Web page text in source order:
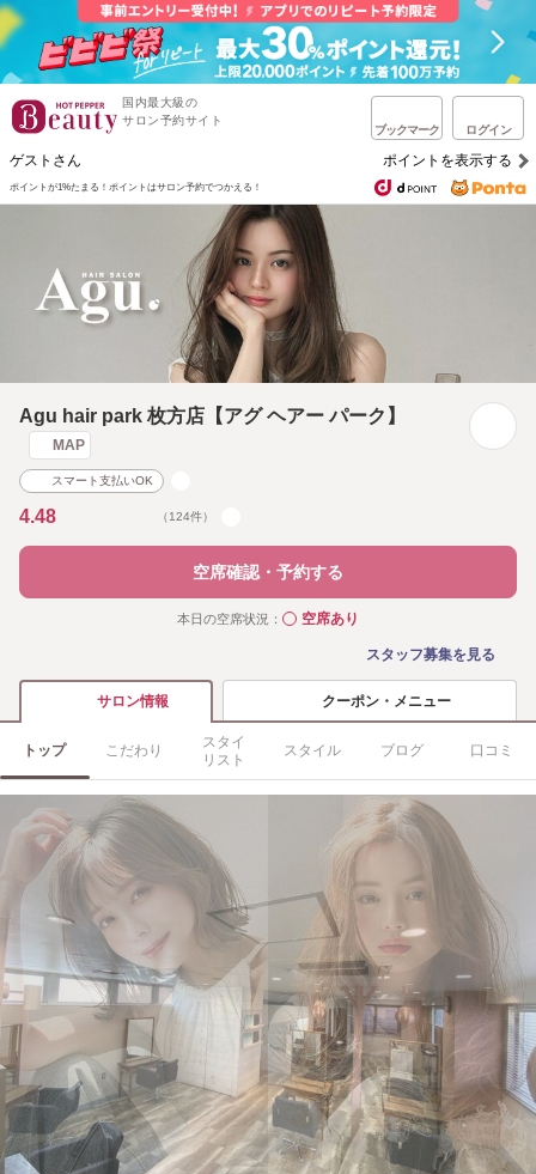
国内最大級の
サロン予約サイト
ブックマーク ログイン
ゲストさん ポイントを表示する
ポイントが1%たまる！ ポイントはサロン予約でつかえる！
Agu hair park 枚方店【アグ ヘアー パーク】
MAP
スマート支払いOK
4.48 （124件）
空席確認・予約する
本日の空席状況： ◯空席あり
スタッフ募集を見る
サロン情報 クーポン・メニュー
トップ こだわり
スタイ
リスト
スタイル ブログ 口コミ